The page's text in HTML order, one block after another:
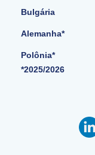
Bulgária
Alemanha*
Polônia*
*2025/2026